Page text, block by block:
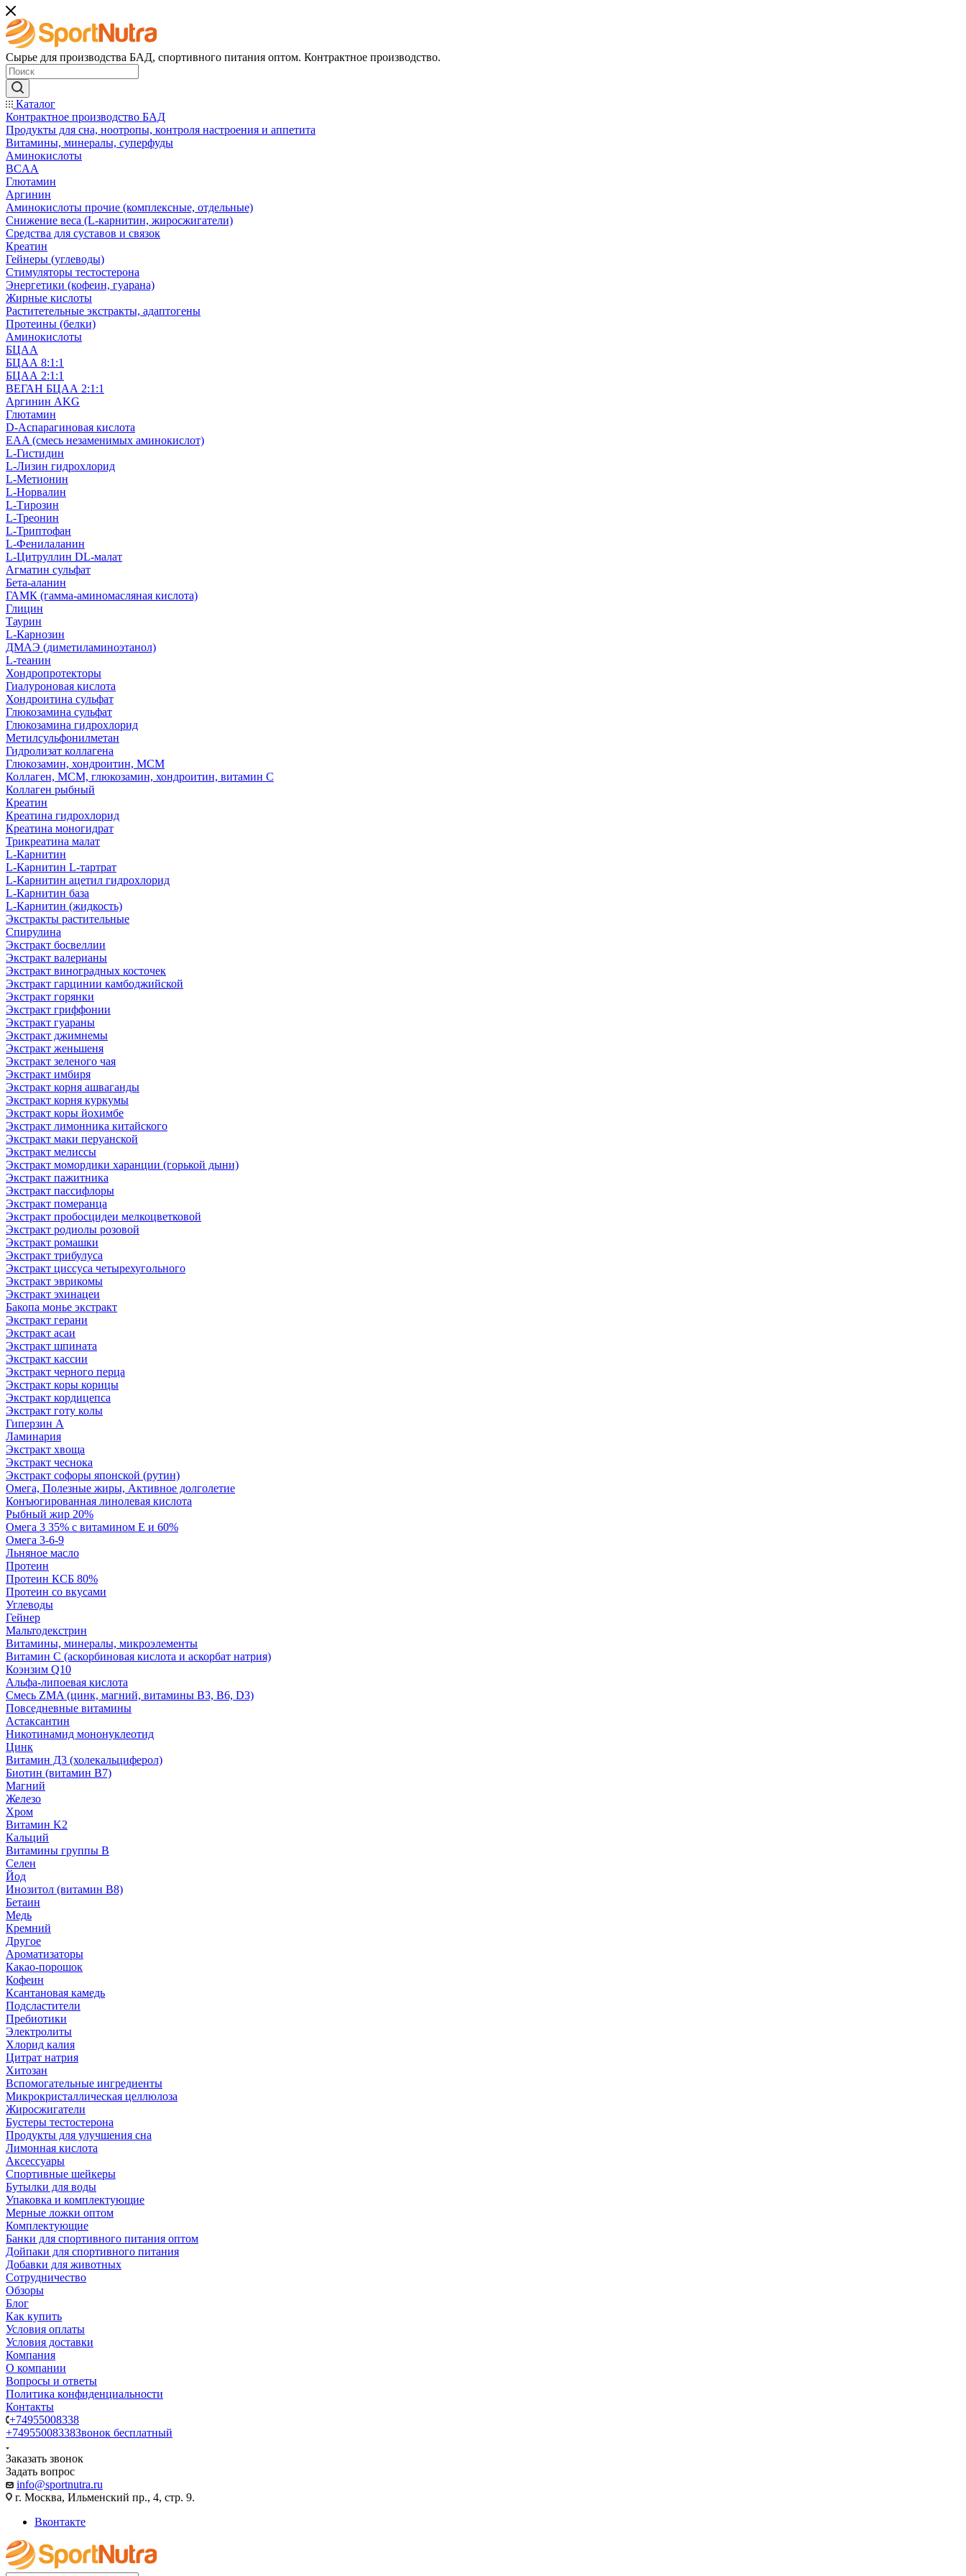
Сырье для производства БАД, спортивного питания оптом. Контрактное производство.
Каталог
Контрактное производство БАД
Продукты для сна, ноотропы, контроля настроения и аппетита
Витамины, минералы, суперфуды
Аминокислоты
BCAA
Глютамин
Аргинин
Аминокислоты прочие (комплексные, отдельные)
Снижение веса (L-карнитин, жиросжигатели)
Средства для суставов и связок
Креатин
Гейнеры (углеводы)
Стимуляторы тестостерона
Энергетики (кофеин, гуарана)
Жирные кислоты
Раститетельные экстракты, адаптогены
Протеины (белки)
Аминокислоты
БЦАА
БЦАА 8:1:1
БЦАА 2:1:1
ВЕГАН БЦАА 2:1:1
Аргинин AKG
Глютамин
D-Аспарагиновая кислота
EAA (смесь незаменимых аминокислот)
L-Гистидин
L-Лизин гидрохлорид
L-Метионин
L-Норвалин
L-Тирозин
L-Треонин
L-Триптофан
L-Фенилаланин
L-Цитруллин DL-малат
Агматин cульфат
Бета-аланин
ГАМК (гамма-аминомасляная кислота)
Глицин
Таурин
L-Карнозин
ДМАЭ (диметиламиноэтанол)
L-теанин
Хондропротекторы
Гиалуроновая кислота
Хондроитина сульфат
Глюкозамина сульфат
Глюкозамина гидрохлорид
Метилсульфонилметан
Гидролизат коллагена
Глюкозамин, хондроитин, МСМ
Коллаген, МСМ, глюкозамин, хондроитин, витамин С
Коллаген рыбный
Креатин
Креатина гидрохлорид
Креатина моногидрат
Трикреатина малат
L-Карнитин
L-Карнитин L-тартрат
L-Карнитин ацетил гидрохлорид
L-Карнитин база
L-Карнитин (жидкость)
Экстракты растительные
Спирулина
Экстракт босвеллии
Экстракт валерианы
Экстракт виноградных косточек
Экстракт гарцинии камбоджийской
Экстракт горянки
Экстракт гриффонии
Экстракт гуараны
Экстракт джимнемы
Экстракт женьшеня
Экстракт зеленого чая
Экстракт имбиря
Экстракт корня ашваганды
Экстракт корня куркумы
Экстракт коры йохимбе
Экстракт лимонника китайского
Экстракт маки перуанской
Экстракт мелиссы
Экстракт момордики харанции (горькой дыни)
Экстракт пажитника
Экстракт пассифлоры
Экстракт померанца
Экстракт пробосцидеи мелкоцветковой
Экстракт родиолы розовой
Экстракт ромашки
Экстракт трибулуса
Экстракт циссуса четырехугольного
Экстракт эврикомы
Экстракт эхинацеи
Бакопа монье экстракт
Экстракт герани
Экстракт асаи
Экстракт шпината
Экстракт кассии
Экстракт черного перца
Экстракт коры корицы
Экстракт кордицепса
Экстракт готу колы
Гиперзин А
Ламинария
Экстракт хвоща
Экстракт чеснока
Экстракт софоры японской (рутин)
Омега, Полезные жиры, Активное долголетие
Конъюгированная линолевая кислота
Рыбный жир 20%
Омега 3 35% с витамином Е и 60%
Омега 3-6-9
Льняное масло
Протеин
Протеин КСБ 80%
Протеин со вкусами
Углеводы
Гейнер
Мальтодекстрин
Витамины, минералы, микроэлементы
Витамин C (аскорбиновая кислота и аскорбат натрия)
Коэнзим Q10
Альфа-липоевая кислота
Смесь ZMA (цинк, магний, витамины B3, B6, D3)
Повседневные витамины
Астаксантин
Никотинамид мононуклеотид
Цинк
Витамин Д3 (холекальциферол)
Биотин (витамин B7)
Магний
Железо
Хром
Витамин K2
Кальций
Витамины группы B
Селен
Йод
Инозитол (витамин B8)
Бетаин
Медь
Кремний
Другое
Ароматизаторы
Какао-порошок
Кофеин
Ксантановая камедь
Подсластители
Пребиотики
Электролиты
Хлорид калия
Цитрат натрия
Хитозан
Вспомогательные ингредиенты
Микрокристаллическая целлюлоза
Жиросжигатели
Бустеры тестостерона
Продукты для улучшения сна
Лимонная кислота
Аксессуары
Спортивные шейкеры
Бутылки для воды
Упаковка и комплектующие
Мерные ложки оптом
Комплектующие
Банки для спортивного питания оптом
Дойпаки для спортивного питания
Добавки для животных
Сотрудничество
Обзоры
Блог
Как купить
Условия оплаты
Условия доставки
Компания
О компании
Вопросы и ответы
Политика конфиденциальности
Контакты
+74955008338
+74955008338Звонок бесплатный
Заказать звонок
Задать вопрос
info@sportnutra.ru
г. Москва, Ильменский пр., 4, стр. 9.
Вконтакте